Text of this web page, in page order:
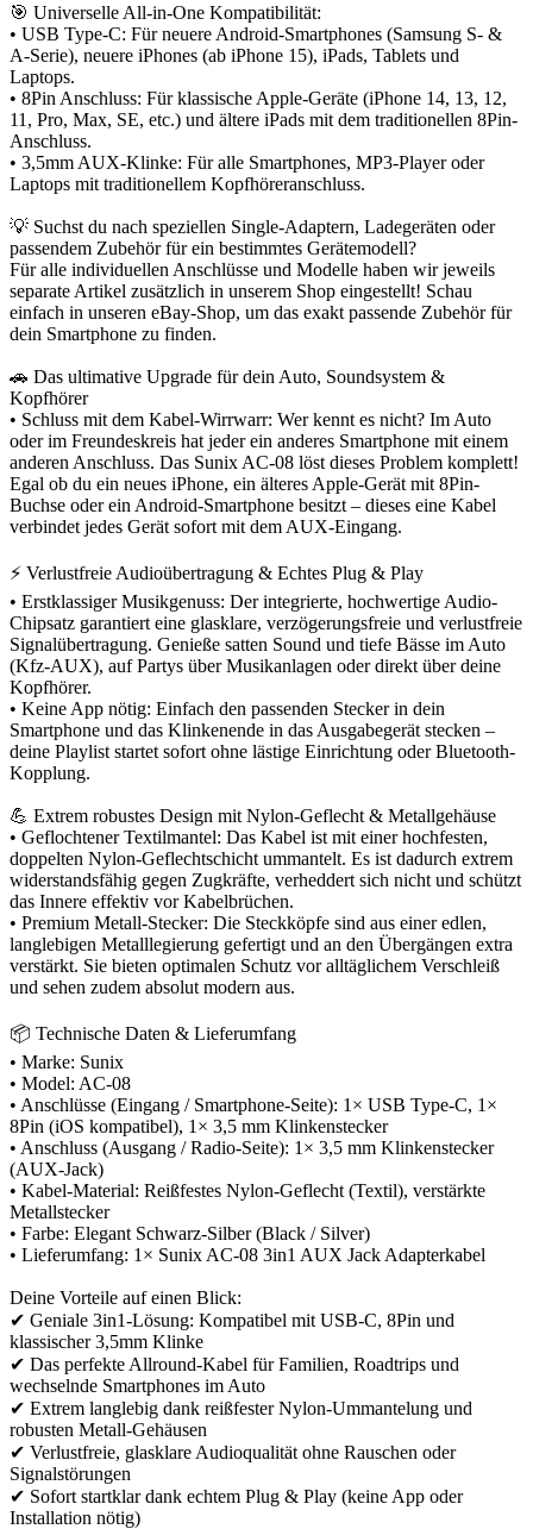
🎯 Universelle All-in-One Kompatibilität:
• USB Type-C: Für neuere Android-Smartphones (Samsung S- &
A-Serie), neuere iPhones (ab iPhone 15), iPads, Tablets und
Laptops.
• 8Pin Anschluss: Für klassische Apple-Geräte (iPhone 14, 13, 12,
11, Pro, Max, SE, etc.) und ältere iPads mit dem traditionellen 8Pin-
Anschluss.
• 3,5mm AUX-Klinke: Für alle Smartphones, MP3-Player oder
Laptops mit traditionellem Kopfhöreranschluss.
💡 Suchst du nach speziellen Single-Adaptern, Ladegeräten oder
passendem Zubehör für ein bestimmtes Gerätemodell?
Für alle individuellen Anschlüsse und Modelle haben wir jeweils
separate Artikel zusätzlich in unserem Shop eingestellt! Schau
einfach in unseren eBay-Shop, um das exakt passende Zubehör für
dein Smartphone zu finden.
🚗 Das ultimative Upgrade für dein Auto, Soundsystem &
Kopfhörer
• Schluss mit dem Kabel-Wirrwarr: Wer kennt es nicht? Im Auto
oder im Freundeskreis hat jeder ein anderes Smartphone mit einem
anderen Anschluss. Das Sunix AC-08 löst dieses Problem komplett!
Egal ob du ein neues iPhone, ein älteres Apple-Gerät mit 8Pin-
Buchse oder ein Android-Smartphone besitzt – dieses eine Kabel
verbindet jedes Gerät sofort mit dem AUX-Eingang.
⚡ Verlustfreie Audioübertragung & Echtes Plug & Play
• Erstklassiger Musikgenuss: Der integrierte, hochwertige Audio-
Chipsatz garantiert eine glasklare, verzögerungsfreie und verlustfreie
Signalübertragung. Genieße satten Sound und tiefe Bässe im Auto
(Kfz-AUX), auf Partys über Musikanlagen oder direkt über deine
Kopfhörer.
• Keine App nötig: Einfach den passenden Stecker in dein
Smartphone und das Klinkenende in das Ausgabegerät stecken –
deine Playlist startet sofort ohne lästige Einrichtung oder Bluetooth-
Kopplung.
💪 Extrem robustes Design mit Nylon-Geflecht & Metallgehäuse
• Geflochtener Textilmantel: Das Kabel ist mit einer hochfesten,
doppelten Nylon-Geflechtschicht ummantelt. Es ist dadurch extrem
widerstandsfähig gegen Zugkräfte, verheddert sich nicht und schützt
das Innere effektiv vor Kabelbrüchen.
• Premium Metall-Stecker: Die Steckköpfe sind aus einer edlen,
langlebigen Metalllegierung gefertigt und an den Übergängen extra
verstärkt. Sie bieten optimalen Schutz vor alltäglichem Verschleiß
und sehen zudem absolut modern aus.
📦 Technische Daten & Lieferumfang
• Marke: Sunix
• Model: AC-08
• Anschlüsse (Eingang / Smartphone-Seite): 1× USB Type-C, 1×
8Pin (iOS kompatibel), 1× 3,5 mm Klinkenstecker
• Anschluss (Ausgang / Radio-Seite): 1× 3,5 mm Klinkenstecker
(AUX-Jack)
• Kabel-Material: Reißfestes Nylon-Geflecht (Textil), verstärkte
Metallstecker
• Farbe: Elegant Schwarz-Silber (Black / Silver)
• Lieferumfang: 1× Sunix AC-08 3in1 AUX Jack Adapterkabel
Deine Vorteile auf einen Blick:
✔ Geniale 3in1-Lösung: Kompatibel mit USB-C, 8Pin und
klassischer 3,5mm Klinke
✔ Das perfekte Allround-Kabel für Familien, Roadtrips und
wechselnde Smartphones im Auto
✔ Extrem langlebig dank reißfester Nylon-Ummantelung und
robusten Metall-Gehäusen
✔ Verlustfreie, glasklare Audioqualität ohne Rauschen oder
Signalstörungen
✔ Sofort startklar dank echtem Plug & Play (keine App oder
Installation nötig)